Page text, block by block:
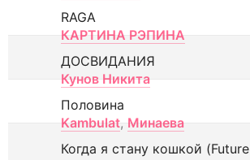
RAGA
КАРТИНА РЭПИНА
ДОСВИДАНИЯ
Кунов Никита
Половина
Kambulat, Минаева
Когда я стану кошкой (Future